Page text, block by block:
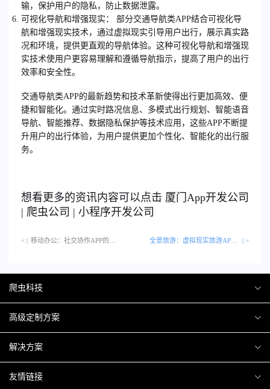
输，保护用户的隐私，防止数据泄露。
可视化导航和增强现实 ： 部分交通导航类APP结合可视化导
航和增强现实技术，通过虚拟现实引导用户出行，展示真实路
况和环境，提供更直观的导航体验。这种可视化导航和增强现
实技术使用户更容易理解和遵循导航指示，提高了用户的出行
效率和安全性。
交通导航类APP的最新趋势和技术革新使得出行更加高效、便
捷和智能化。通过实时路况信息、多模式出行规划、智能语音
导航、智能推荐、数据隐私保护等技术应用，这些APP不断提
升用户的出行体验，为用户提供更加个性化、智能化的出行服
务。
想看更多的资讯内容可以点击 厦门 App开发公司
| 爬虫公司 | 小程序开发公司
< | | >
爬虫科技
爬虫案例
关于爬虫
高级定制方案
H5互动营销
微信小程序
解决方案
商城解决方案
友情链接